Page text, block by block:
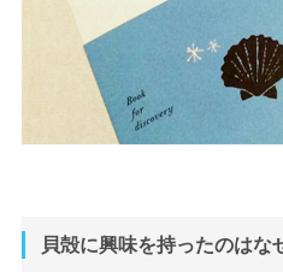
貝殻に興味を持ったのはな